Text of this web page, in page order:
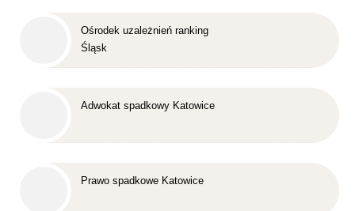
Ośrodek uzależnień ranking
Śląsk
Adwokat spadkowy Katowice
Prawo spadkowe Katowice